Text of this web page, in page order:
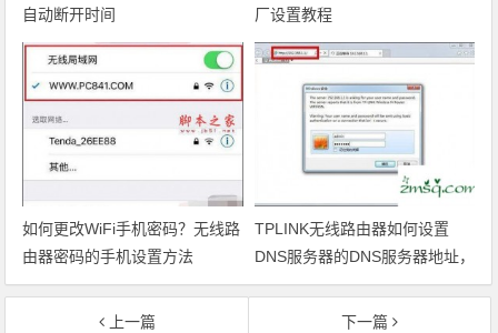
自动断开时间
厂设置教程
如何更改WiFi手机密码？无线路
由器密码的手机设置方法
TPLINK无线路由器如何设置
DNS服务器的DNS服务器地址，
TPLINK无线路由器的地址
上一篇
下一篇